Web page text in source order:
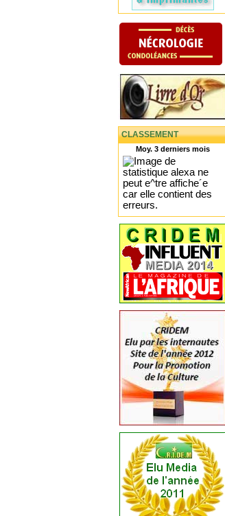
CLASSEMENT
Moy. 3 derniers mois